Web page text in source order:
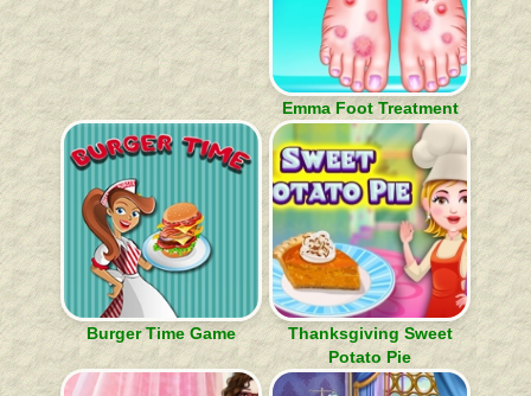
Emma Foot Treatment
Burger Time Game
Thanksgiving Sweet
Potato Pie